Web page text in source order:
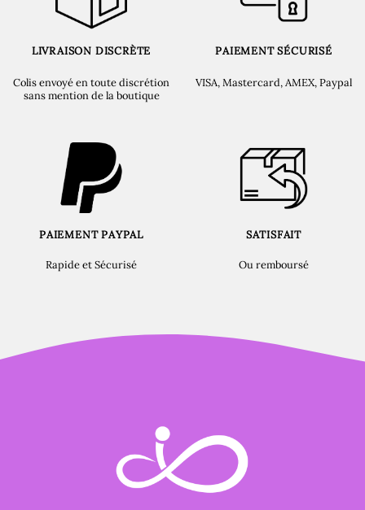
LIVRAISON DISCRÈTE
Colis envoyé en toute discrétion
sans mention de la boutique
PAIEMENT SÉCURISÉ
VISA, Mastercard, AMEX, Paypal
PAIEMENT PAYPAL
Rapide et Sécurisé
SATISFAIT
Ou remboursé